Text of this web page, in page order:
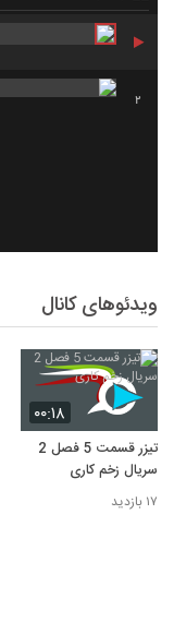
2
ویدئوهای کانال
۰۰:۱۸
تیزر قسمت 5 فصل 2
سریال زخم کاری
۱۷ بازدید